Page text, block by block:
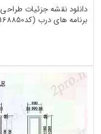
برنامه های درب (کد168850)